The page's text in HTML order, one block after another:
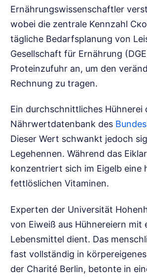
Ernährungswissenschaftler
wobei die zentrale Kennzahl
tägliche Bedarfsplanung von
Gesellschaft für Ernährung
Proteinzufuhr an, um den
Rechnung zu tragen.
Ein durchschnittliches
Nährwertdatenbank des
Dieser Wert schwankt jedoch
Legehennen. Während das
konzentriert sich im Eigelb eine
fettlöslichen Vitaminen.
Experten der Universität
von Eiweiß aus Hühnereiern
Lebensmittel dient. Das
fast vollständig in
der Charité Berlin, betonte in